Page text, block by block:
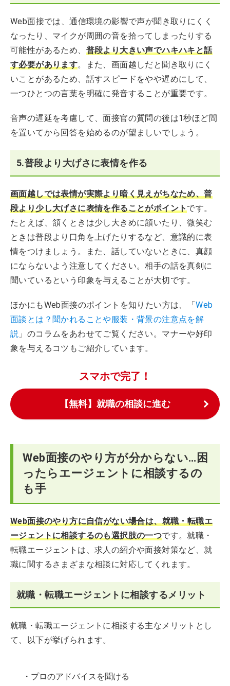
Web面接では、通信環境の影響で声が聞き取りにくく
なったり、マイクが周囲の音を拾ってしまったりする
可能性があるため、 普段より大きい声でハキハキと話
す必要があります。また、画面越しだと聞き取りにく
いことがあるため、話すスピードをやや遅めにして、
一つひとつの言葉を明確に発音することが重要です。
音声の遅延を考慮して、面接官の質問の後は1秒ほど間
を置いてから回答を始めるのが望ましいでしょう。
5.普段より大げさに表情を作る
画面越しでは表情が実際より暗く見えがちなため、普
段より少し大げさに表情を作ることがポイントです。
たとえば、頷くときは少し大きめに頷いたり、微笑む
ときは普段より口角を上げたりするなど、意識的に表
情をつけましょう。また、話していないときに、真顔
にならないよう注意してください。相手の話を真剣に
聞いているという印象を与えることが大切です。
ほかにもWeb面接のポイントを知りたい方は、「Web
面談とは？聞かれることや服装・背景の注意点を解
説 」のコラムをあわせてご覧ください。マナーや好印
象を与えるコツもご紹介しています。
スマホで完了！
【無料】就職の相談に進む
Web面接のやり方が分からない…困
ったらエージェントに相談するの
も手
Web面接のやり方に自信がない場合は、就職・転職エ
ージェントに相談するのも選択肢の一つです。就職・
転職エージェントは、求人の紹介や面接対策など、就
職に関するさまざまな相談に対応してくれます。
就職・転職エージェントに相談するメリット
就職・転職エージェントに相談する主なメリットとし
て、以下が挙げられます。
・プロのアドバイスを聞ける